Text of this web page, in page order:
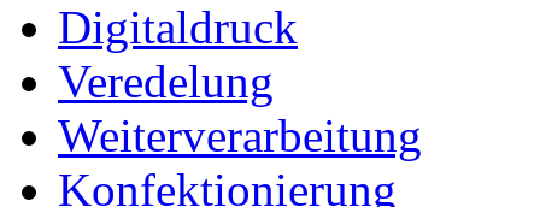
Digitaldruck
Veredelung
Weiterverarbeitung
Konfektionierung